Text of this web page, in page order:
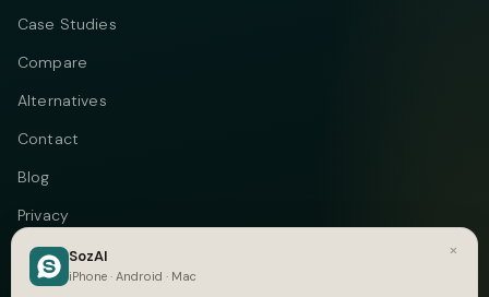
Case Studies
Compare
Alternatives
Contact
Blog
Privacy
Terms
DMCA
×
SozAI
iPhone · Android · Mac